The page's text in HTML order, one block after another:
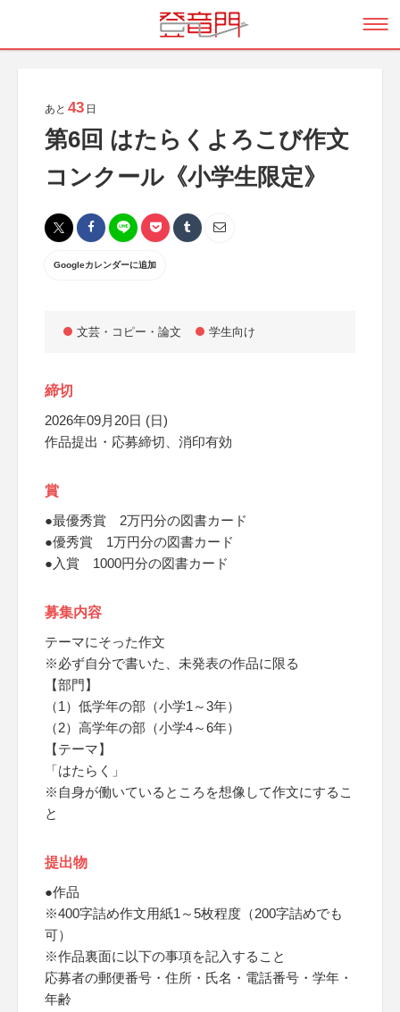
あと 43 日
第6回 はたらくよろこび作文
コンクール《小学生限定》
Googleカレンダーに追加
文芸・コピー・論文 学生向け
締切
2026年09月20日 (日)
作品提出・応募締切、消印有効
賞
●最優秀賞 2万円分の図書カード
●優秀賞 1万円分の図書カード
●入賞 1000円分の図書カード
募集内容
テーマにそった作文
※必ず自分で書いた、未発表の作品に限る
【部門】
（1）低学年の部（小学1～3年）
（2）高学年の部（小学4～6年）
【テーマ】
「はたらく」
※自身が働いているところを想像して作文にするこ
と
提出物
●作品
※400字詰め作文用紙1～5枚程度（200字詰めでも
可）
※作品裏面に以下の事項を記入すること
応募者の郵便番号・住所・氏名・電話番号・学年・
年齢